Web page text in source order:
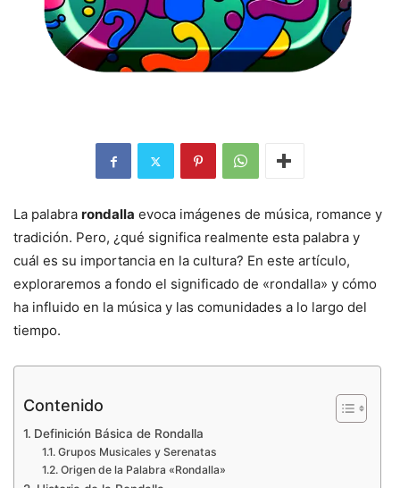
La palabra rondalla evoca imágenes de música, romance y
tradición. Pero, ¿qué significa realmente esta palabra y
cuál es su importancia en la cultura? En este artículo,
exploraremos a fondo el significado de «rondalla» y cómo
ha influido en la música y las comunidades a lo largo del
tiempo.
Contenido
Definición Básica de Rondalla
Grupos Musicales y Serenatas
Origen de la Palabra «Rondalla»